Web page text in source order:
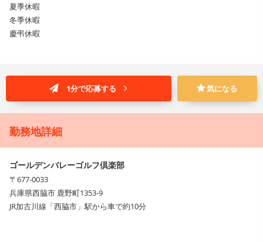
夏季休暇
冬季休暇
慶弔休暇
1分で応募する 気になる
勤務地詳細
ゴールデンバレーゴルフ倶楽部
〒677-0033
兵庫県西脇市 鹿野町1353-9
JR加古川線「西脇市」駅から車で約10分